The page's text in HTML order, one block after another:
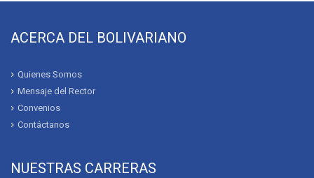
ACERCA DEL BOLIVARIANO
Quienes Somos
Mensaje del Rector
Convenios
Contáctanos
NUESTRAS CARRERAS